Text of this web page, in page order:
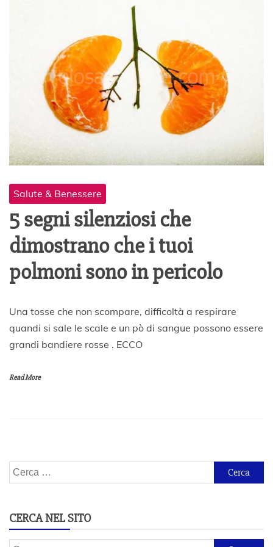
Salute & Benessere
5 segni silenziosi che
dimostrano che i tuoi
polmoni sono in pericolo
1
L
u
i
Una tosse che non scompare, difficoltà a respirare
quandi si sale le scale e un pò di sangue possono essere
grandi bandiere rosse . ECCO
Read More
Ricerca
per:
CERCA NEL SITO